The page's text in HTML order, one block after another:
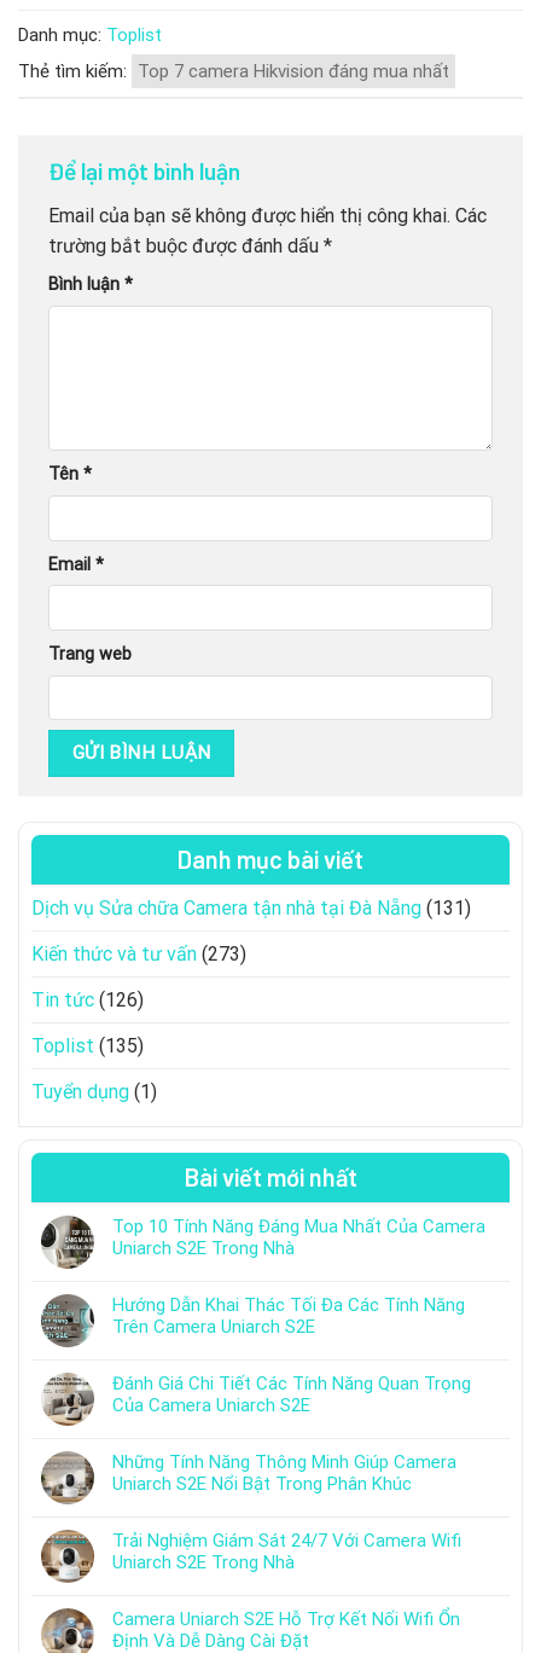
Danh mục: Toplist
Thẻ tìm kiếm:
Top 7 camera Hikvision đáng mua nhất
Để lại một bình luận
Email của bạn sẽ không được hiển thị công khai. Các
trường bắt buộc được đánh dấu *
Bình luận *
Tên *
Email *
Trang web
Danh mục bài viết
Dịch vụ Sửa chữa Camera tận nhà tại Đà Nẵng (131)
Kiến thức và tư vấn (273)
Tin tức (126)
Toplist (135)
Tuyển dụng (1)
Bài viết mới nhất
Top 10 Tính Năng Đáng Mua Nhất Của Camera
Uniarch S2E Trong Nhà
Hướng Dẫn Khai Thác Tối Đa Các Tính Năng
Trên Camera Uniarch S2E
Đánh Giá Chi Tiết Các Tính Năng Quan Trọng
Của Camera Uniarch S2E
Những Tính Năng Thông Minh Giúp Camera
Uniarch S2E Nổi Bật Trong Phân Khúc
Trải Nghiệm Giám Sát 24/7 Với Camera Wifi
Uniarch S2E Trong Nhà
Camera Uniarch S2E Hỗ Trợ Kết Nối Wifi Ổn
Định Và Dễ Dàng Cài Đặt